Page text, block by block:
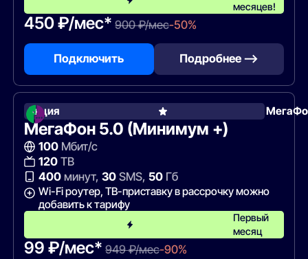
месяцев!
450 ₽/мес* 900 ₽/мес-50%
Подключить Подробнее —>
Акция
МегаФон 5.0 (Минимум +)
100Мбит/с
120ТВ
400минут, 30SMS, 50Гб
Wi-Fi роутер, ТВ-приставку в рассрочку можно
добавить к тарифу
Первый
месяц
99 ₽/мес* 949 ₽/мес-90%